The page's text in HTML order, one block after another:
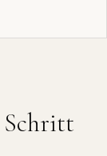
Schritt